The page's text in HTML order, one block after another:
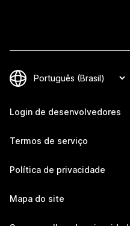
Login de desenvolvedores
Termos de serviço
Política de privacidade
Mapa do site